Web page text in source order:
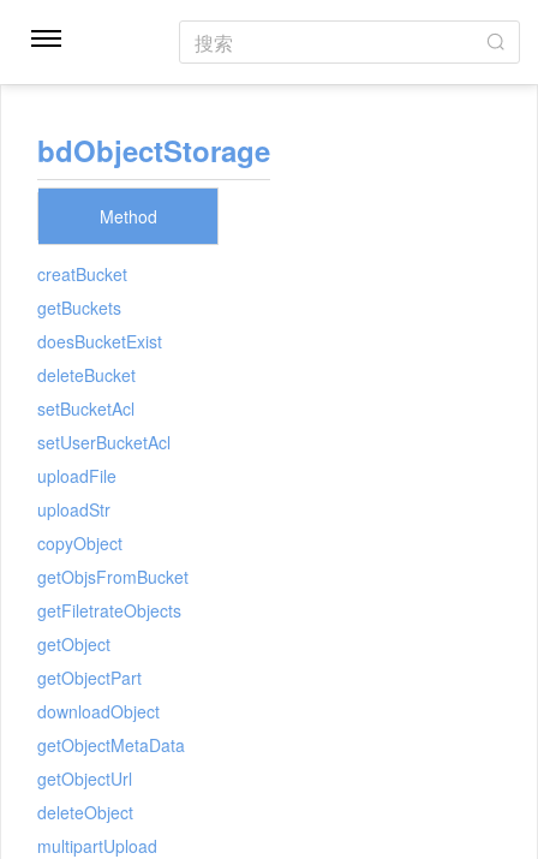
搜索
bdObjectStorage
Method
creatBucket
getBuckets
doesBucketExist
deleteBucket
setBucketAcl
setUserBucketAcl
uploadFile
uploadStr
copyObject
getObjsFromBucket
getFiletrateObjects
getObject
getObjectPart
downloadObject
getObjectMetaData
getObjectUrl
deleteObject
multipartUpload